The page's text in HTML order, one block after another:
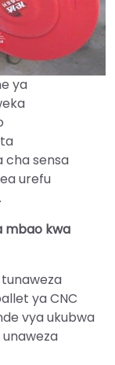
ya
cha sensa
urefu
mbao kwa
ya CNC
vya ukubwa